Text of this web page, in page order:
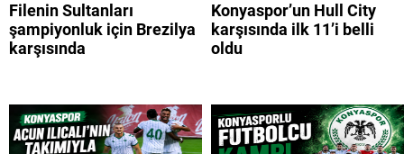
Filenin Sultanları
şampiyonluk için Brezilya
karşısında
Konyaspor’un Hull City
karşısında ilk 11’i belli
oldu